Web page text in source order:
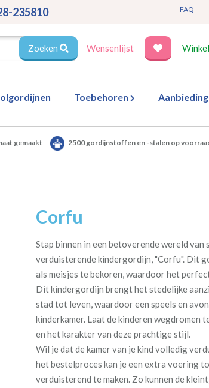
235810 FAQ
Zoeken Wensenlijst
Toebehoren
gemaakt 2500 gordijnstoffen en -stalen op
Corfu
Stap binnen in een betoverende wereld
verduisterende kindergordijn, "Corfu". Dit
als meisjes te bekoren, waardoor het
Dit kindergordijn brengt het stedelijke
stad tot leven, waardoor een speels en
kinderkamer. Laat de kinderen wegdromen
en het karakter van deze prachtige stijl.
Wil je dat de kamer van je kind volledig
het bestelproces kan je een extra voering
verduisterend te maken. Zo kunnen de